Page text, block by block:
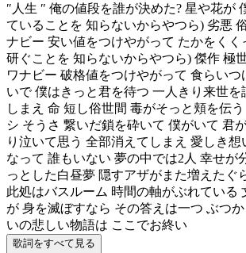
″人生 ″ 俺の値段を誰が決めた? 星や花が
ていることを 知らないからやつら) 劣悪
ナビー 安い値をつけやがって たかをくく
研ぐことを 知らないからやつら) 傑作 極
ワナビー 破格値をつけやがって 食らい
いで 僕はきっと君を待つ 一人きり来世を
しまえ 命 短し俗世間 毒がそっと頬を伝
シ そうさ 繋いだ鎖を砕いて 僕がいて 君
り泣いて思う 全部消えてしまえ 愛しき想
なって 誰もいない 夢の中では2人 幸せが
っとした白昼夢 隠すアザがまた増えたぐ
此処はバスルーム 時間の軸がぶれている
が 身を滅ぼすなら その答えは一つ ぶつ
いの悲しい物語は ここでお終い
歌詞をすべて見る